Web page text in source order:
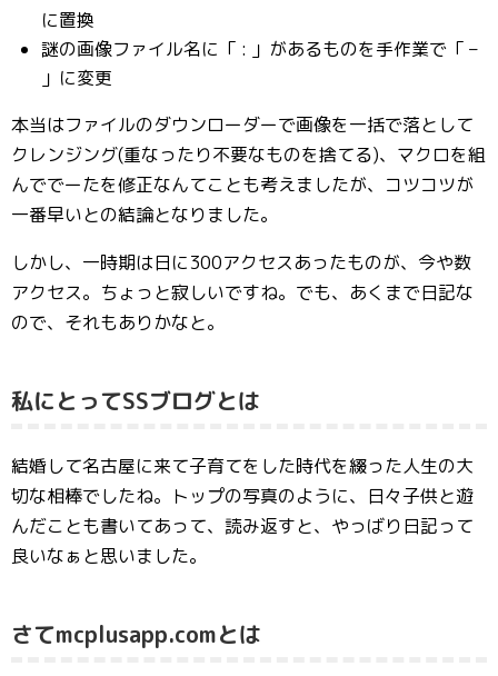
に置換
謎の画像ファイル名に「 : 」があるものを手作業で「 –
」に変更
本当はファイルのダウンローダーで画像を一括で落として
クレンジング(重なったり不要なものを捨てる)、マクロを組
んででーたを修正なんてことも考えましたが、コツコツが
一番早いとの結論となりました。
しかし、一時期は日に300アクセスあったものが、今や数
アクセス。ちょっと寂しいですね。でも、あくまで日記な
ので、それもありかなと。
私にとってSSブログとは
結婚して名古屋に来て子育てをした時代を綴った人生の大
切な相棒でしたね。トップの写真のように、日々子供と遊
んだことも書いてあって、読み返すと、やっばり日記って
良いなぁと思いました。
さてmcplusapp.comとは